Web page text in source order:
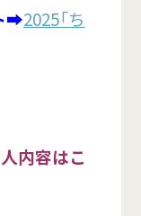
➡2025「ち
容はこ